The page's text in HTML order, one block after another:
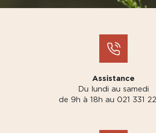
Assistance
Du lundi au samedi
de 9h à 18h au 021 331